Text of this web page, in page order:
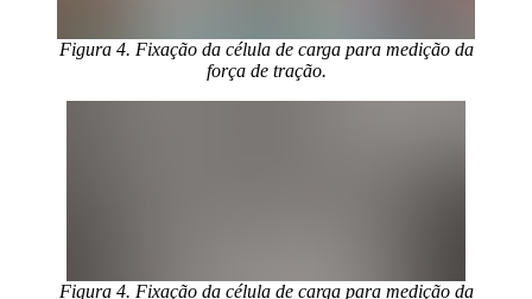
Figura 4. Fixação da célula de carga para medição da
força de tração.
Figura 4. Fixação da célula de carga para medição da